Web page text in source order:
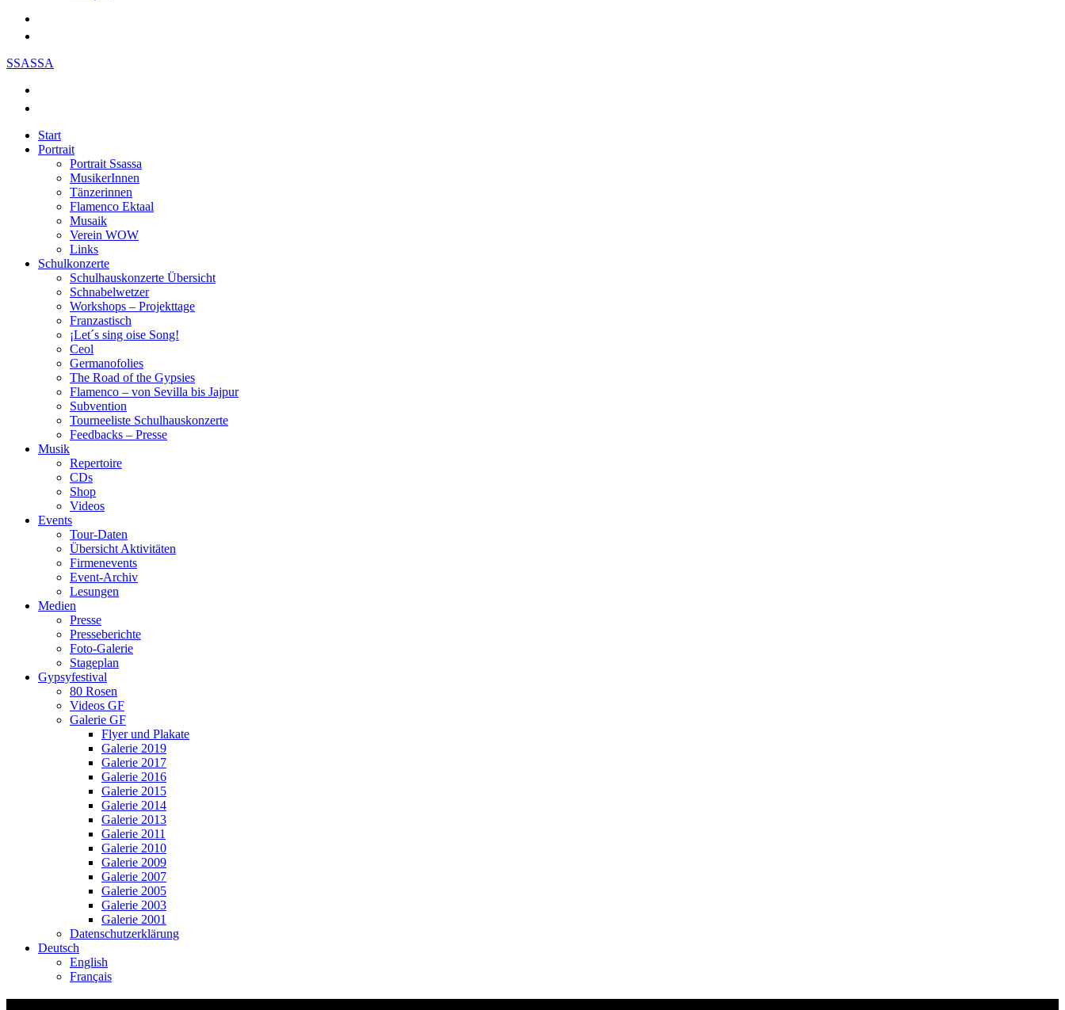
SSASSA
Start
Portrait
Portrait Ssassa
MusikerInnen
Tänzerinnen
Flamenco Ektaal
Musaik
Verein WOW
Links
Schulkonzerte
Schulhauskonzerte Übersicht
Schnabelwetzer
Workshops – Projekttage
Franzastisch
¡Let´s sing oise Song!
Ceol
Germanofolies
The Road of the Gypsies
Flamenco – von Sevilla bis Jajpur
Subvention
Tourneeliste Schulhauskonzerte
Feedbacks – Presse
Musik
Repertoire
CDs
Shop
Videos
Events
Tour-Daten
Übersicht Aktivitäten
Firmenevents
Event-Archiv
Lesungen
Medien
Presse
Presseberichte
Foto-Galerie
Stageplan
Gypsyfestival
80 Rosen
Videos GF
Galerie GF
Flyer und Plakate
Galerie 2019
Galerie 2017
Galerie 2016
Galerie 2015
Galerie 2014
Galerie 2013
Galerie 2011
Galerie 2010
Galerie 2009
Galerie 2007
Galerie 2005
Galerie 2003
Galerie 2001
Datenschutzerklärung
Deutsch
English
Français